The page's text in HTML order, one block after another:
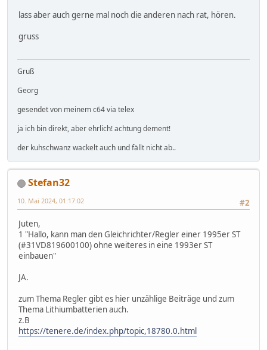
lass aber auch gerne mal noch die anderen nach rat, hören.
gruss
Gruß
Georg
gesendet von meinem c64 via telex
ja ich bin direkt, aber ehrlich! achtung dement!
der kuhschwanz wackelt auch und fällt nicht ab..
Stefan32
#2
10. Mai 2024, 01:17:02
Juten,
1 "Hallo, kann man den Gleichrichter/Regler einer 1995er ST
(#31VD819600100) ohne weiteres in eine 1993er ST
einbauen"
JA.
zum Thema Regler gibt es hier unzählige Beiträge und zum
Thema Lithiumbatterien auch.
z.B
https://tenere.de/index.php/topic,18780.0.html